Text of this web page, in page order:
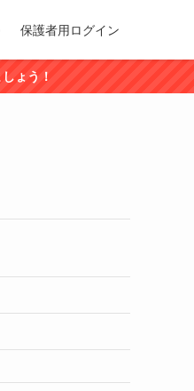
保護者用ログイン